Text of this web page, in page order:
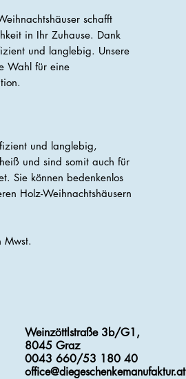
schafft
in Ihr Zuhause. Dank
und langlebig. Unsere
Wahl für eine
und langlebig,
und sind somit auch für
Sie können bedenkenlos
Holz-Weihnachtshäusern
Mwst.
Weinzöttlstraße 3b/G1,
8045 Graz
0043 660/53 180 40
office@diegeschenkemanufaktur.at